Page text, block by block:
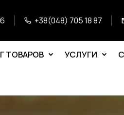
+38(048) 705 18 87
ТОВАРОВ УСЛУГИ